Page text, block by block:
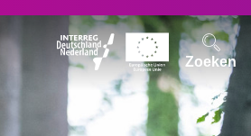
Zoeken